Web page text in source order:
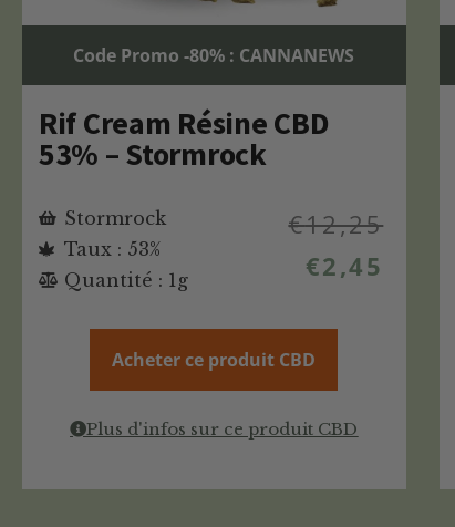
Code Promo -80% : CANNANEWS
Rif Cream Résine CBD
53% – Stormrock
Stormrock
Taux : 53%
Quantité : 1g
€12,25
€2,45
Acheter ce produit CBD
Plus d'infos sur ce produit CBD